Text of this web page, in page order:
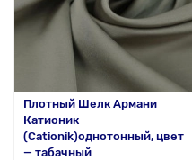
Плотный Шелк Армани
Катионик
(Cationik)однотонный, цвет
— табачный